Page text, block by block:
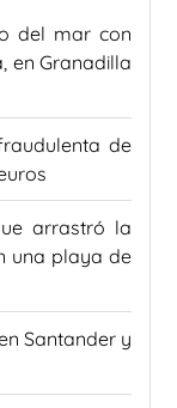
del mar con
en Granadilla
de
arrastró la
una playa de
Santander y